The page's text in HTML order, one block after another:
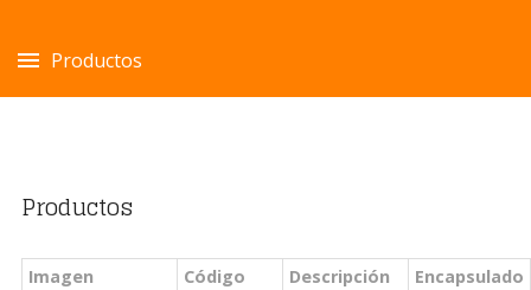
Productos
Productos
Imagen Código Descripción
Encapsulado